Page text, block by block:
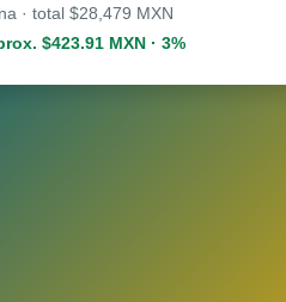
· total $28,479 MXN
$423.91 MXN · 3%